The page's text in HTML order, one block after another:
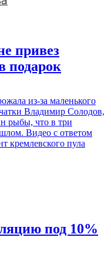
привез
подарок
из-за маленького
Владимир Солодов,
рыбы, что в три
Видео с ответом
кремлевского пула
под 10%